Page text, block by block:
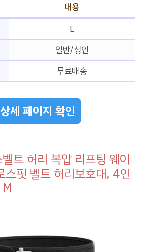
내용
L
일반/성인
무료배송
상세 페이지 확인
트 허리 복압 리프팅 웨이
스핏 벨트 허리보호대, 4인